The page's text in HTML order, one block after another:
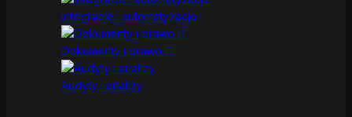
Integracje i automatyzacje
Dokumenty i prawo IT
Audyty i analizy